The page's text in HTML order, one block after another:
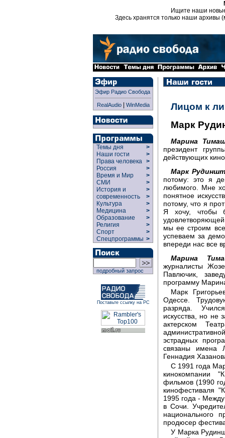
Ищите наши
Здесь хранятся только наши архивы
Эфир Радио Свобода
RealAudio| WinMedia
Темы дня
>
Наши гости
>
Права человека >
Россия
>
Время и Мир
>
СМИ
>
История и
современность
>
>
Культура
>
Медицина
>
Образование
>
Религия
>
Спорт
>
Спецпрограммы >
подробный запрос
Поставьте ссылку на РС
Лицом к
Марк
Марина
президент
действующих
Марк
потому: это я
любимого. Мне
понятное
потому, что я
Я хочу, чтобы
мы ее строим
успеваем за
впереди нас все
Марина
журналисты
Павлючик,
программу
Марк
Одессе.
разряда.
искусства, но не
актерском
эстрадных
связаны имена
Геннадия
С 1991 года
кинокомпании
фильмов (1990
кинофестиваля
1995 года -
в Сочи.
национального
продюсер
У Марка